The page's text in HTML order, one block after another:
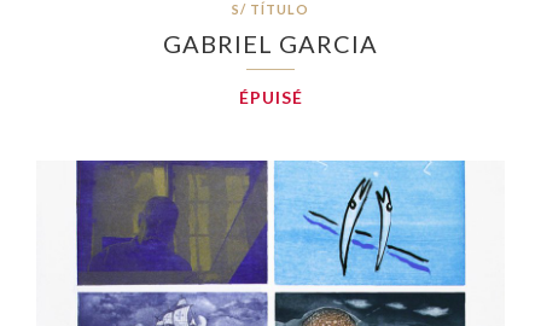
S/ TÍTULO
GABRIEL GARCIA
ÉPUISÉ